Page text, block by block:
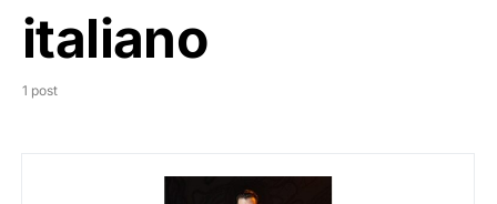
italiano
1 post